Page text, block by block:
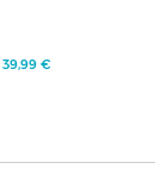
39,99 €